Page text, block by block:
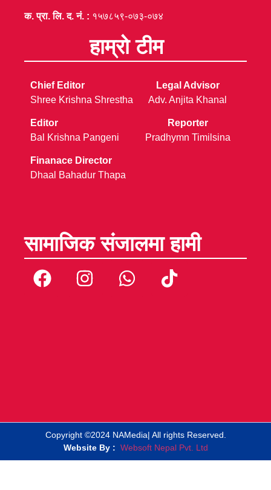
क. प्रा. लि. द. नं. : १५७८५९-०७३-०७४
हाम्रो टीम
Chief Editor
Shree Krishna Shrestha
Editor
Bal Krishna Pangeni
Finanace Director
Dhaal Bahadur Thapa
Legal Advisor
Adv. Anjita Khanal
Reporter
Pradhymn Timilsina
सामाजिक संजालमा हामी
Copyright ©2024 NAMedia| All rights Reserved.
Website By : Websoft Nepal Pvt. Ltd